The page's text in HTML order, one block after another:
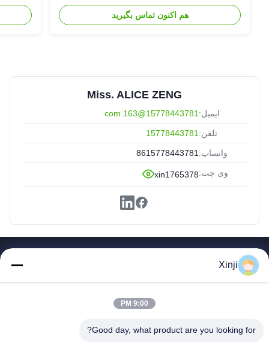
هم اکنون تماس بگیرید
Miss. ALICE ZENG
ایمیل:15778443781@163.com
تلفن:15778443781
واتساپ:8615778443781
وی چت:xin1765378
صفحه اصلی
محصولات
در مورد ما
تور کارخانه
Xinji
9:00 PM
Good day, what product are you looking for?